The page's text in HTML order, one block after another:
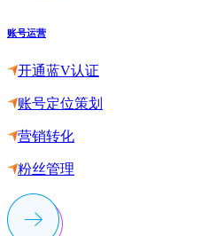
账号运营
开通蓝V认证
账号定位策划
营销转化
粉丝管理